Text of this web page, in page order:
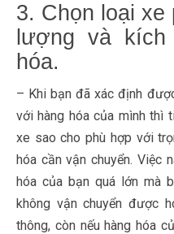
3. Chọn loại
lượng và
hóa.
– Khi bạn đã xác định
với hàng hóa của mình thì
xe sao cho phù hợp với
hóa cần vận chuyển. Việc
hóa của bạn quá lớn mà
không vận chuyển được
thông, còn nếu hàng hóa